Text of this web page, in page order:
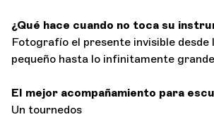
¿Qué hace cuando no toca su
Fotografío el presente invisible
pequeño hasta lo infinitamente grande
El mejor acompañamiento para
Un tournedos